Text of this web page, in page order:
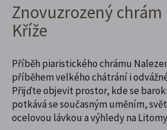
Znovuzrozený chrám
Kříže
Příběh piaristického chrámu
příběhem velkého chátrání i
Přijďte objevit prostor, kde se
potkává se současným uměním,
ocelovou lávkou a výhledy na